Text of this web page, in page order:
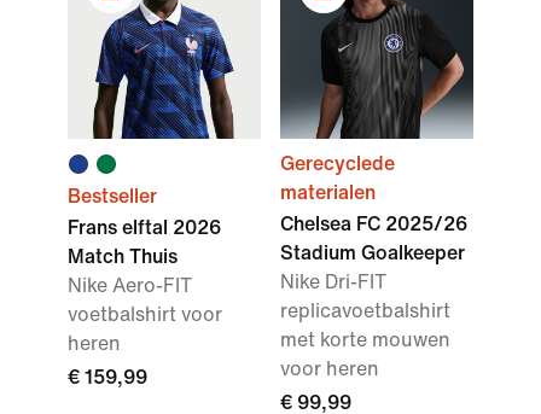
Bestseller
Frans elftal 2026
Match Thuis
Nike Aero-FIT
voetbalshirt voor
heren
€ 159,99
Gerecyclede
materialen
Chelsea FC 2025/26
Stadium Goalkeeper
Nike Dri-FIT
replicavoetbalshirt
met korte mouwen
voor heren
€ 99,99